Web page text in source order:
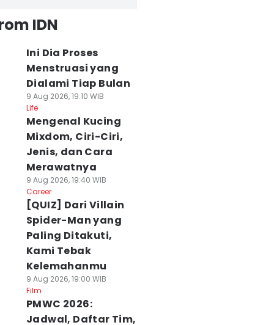
IDN
Ini Dia Proses
Menstruasi yang
Dialami Tiap Bulan
9 Aug 2026, 19:10 WIB
Life
Mengenal Kucing
Mixdom, Ciri-Ciri,
Jenis, dan Cara
Merawatnya
9 Aug 2026, 19:40 WIB
Career
[QUIZ] Dari Villain
Spider-Man yang
Paling Ditakuti,
Kami Tebak
Kelemahanmu
9 Aug 2026, 19:00 WIB
Film
PMWC 2026:
Jadwal, Daftar Tim,